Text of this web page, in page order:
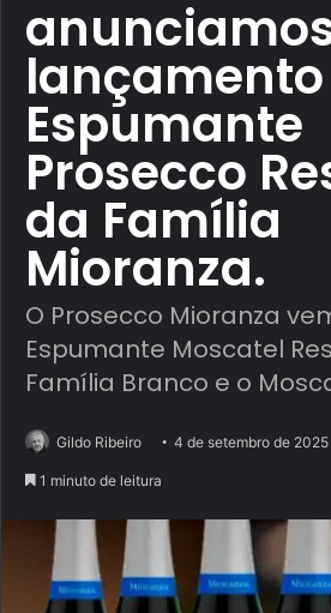
Espumante
Prosecco
da Família
Mioranza.
O Prosecco Mioranza
Espumante Moscatel
Família Branco e o
Gildo Ribeiro 4 de setembro de 2025
1 minuto de leitura